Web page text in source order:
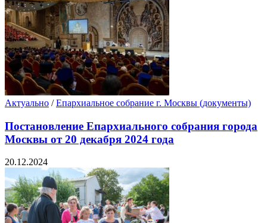
Актуально /Епархиальное собрание г. Москвы (документы)
Постановление Епархиального собрания города
Москвы от 20 декабря 2024 года
20.12.2024